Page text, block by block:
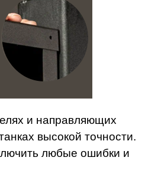
и направляющих
высокой точности.
любые ошибки и